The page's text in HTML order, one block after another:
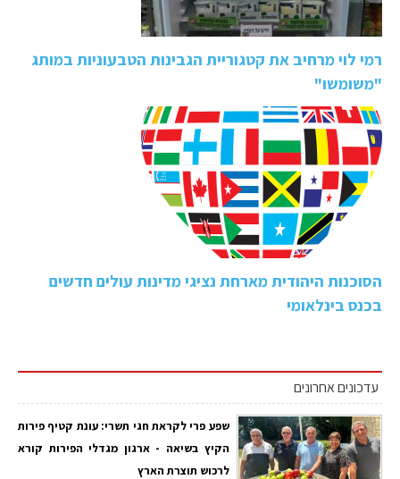
רמי לוי מרחיב את קטגוריית הגבינות הטבעוניות במותג
"משומשו"
הסוכנות היהודית מארחת נציגי מדינות עולים חדשים
בכנס בינלאומי
עדכונים אחרונים
שפע פרי לקראת חגי תשרי: עונת קטיף פירות
הקיץ בשיאה - ארגון מגדלי הפירות קורא
לרכוש תוצרת הארץ